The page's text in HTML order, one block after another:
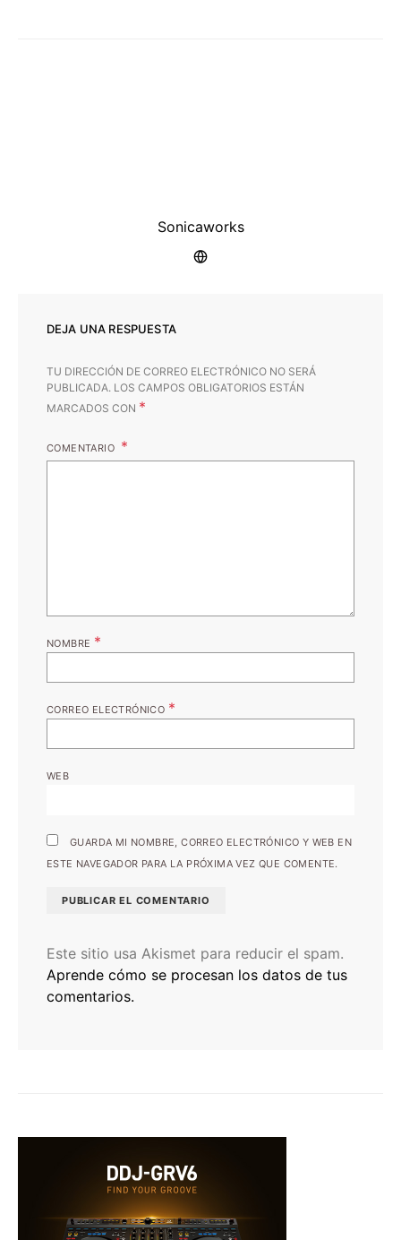
Sonicaworks
DEJA UNA RESPUESTA
TU DIRECCIÓN DE CORREO ELECTRÓNICO NO SERÁ
PUBLICADA. LOS CAMPOS OBLIGATORIOS ESTÁN
MARCADOS CON *
COMENTARIO
NOMBRE *
CORREO ELECTRÓNICO *
WEB
GUARDA MI NOMBRE, CORREO ELECTRÓNICO Y WEB EN
ESTE NAVEGADOR PARA LA PRÓXIMA VEZ QUE COMENTE.
Este sitio usa Akismet para reducir el spam.
Aprende cómo se procesan los datos de tus
comentarios.